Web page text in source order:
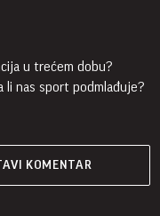
u trećem dobu?
li nas sport podmlađuje?
KOMENTAR